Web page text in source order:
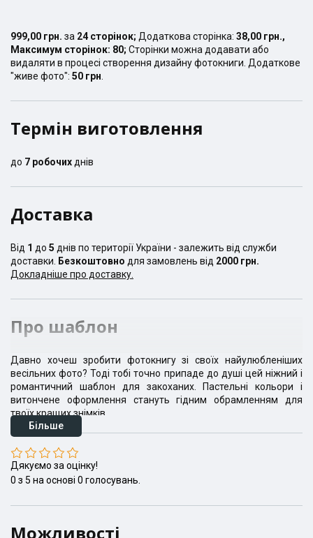
999,00 грн. за 24 сторінок; Додаткова сторінка: 38,00 грн.,
Максимум сторінок: 80; Сторінки можна додавати або
видаляти в процесі створення дизайну фотокниги. Додаткове
"живе фото": 50 грн
Термін виготовлення
до 7 робочих днів
Доставка
Від 1 до 5 днів по території України - залежить від служби
доставки.
Безкоштовно для замовлень від 2000 грн.
Докладніше про доставку.
Про шаблон
Давно хочеш зробити фотокнигу зі своїх найулюбленіших
весільних фото? Тоді тобі точно припаде до душі цей ніжний і
романтичний шаблон для закоханих. Пастельні кольори і
витончене оформлення стануть гідним обрамленням для
твоїх кращих знімків.
Більше про шаблон для фотокниги "Вінтажний" ("Вінтажне
весілля")
Ми постаралися, щоб він однаково добре виглядав як в
19х19. Сам шаблон розрахований на книгу на 12 розворотів
фотокнигу з набагато більшою кількістю сторінок (до 40
Більше
Дякуємо за оцінку!
0 з 5 на основі 0 голосувань.
Можливості